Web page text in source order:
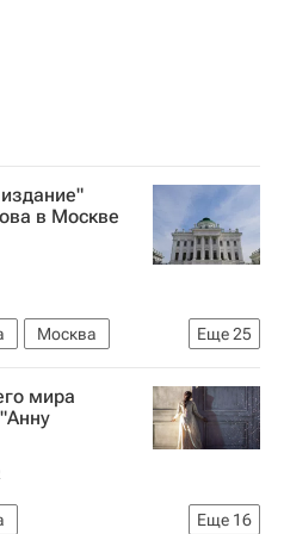
в Москве
Еще25
Москва
Центральный ФО
Дапкунайте
Усков
мира
Еще 16